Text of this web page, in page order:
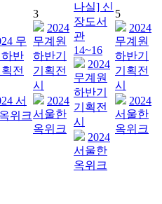
무
반
전
서
위크
3
2024
무계원
하반기
기획전
시
2024
서울한
옥위크
나실] 신
장도서
관
14~16
2024
무계원
하반기
기획전
시
2024
서울한
옥위크
5
2024
무계원
하반기
기획전
시
2024
서울한
옥위크